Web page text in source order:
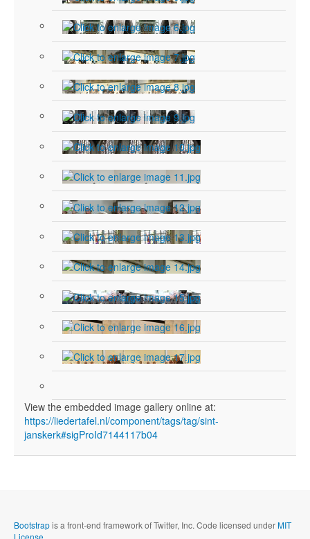
View the embedded image gallery online at:
https://liedertafel.nl/component/tags/tag/sint-
janskerk#sigProId7144117b04
Bootstrapis a front-end framework of Twitter, Inc. Code licensed underMIT